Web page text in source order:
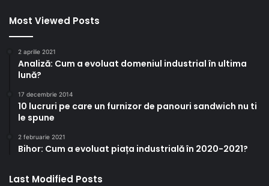
Most Viewed Posts
2 aprilie 2021
Analiză: Cum a evoluat domeniul industrial în ultima
lună?
17 decembrie 2014
10 lucruri pe care un furnizor de panouri sandwich nu ti
le spune
2 februarie 2021
Bihor: Cum a evoluat piața industrială în 2020-2021?
Last Modified Posts